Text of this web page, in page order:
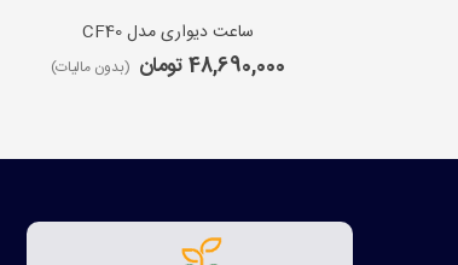
ساعت دیواری مدل CF40
48,690,000 تومان (بدون مالیات)